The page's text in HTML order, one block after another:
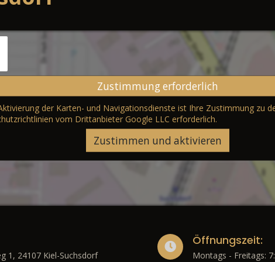
Zustimmung erforderlich
der Karten- und Navigationsdienste ist Ihre Zustimmung zu
vom Drittanbieter Google LLC erforderlich.
Zustimmen und aktivieren
1, 24107 Kiel-Suchsdorf
Öffnungszeit:
Montags - Freitags: